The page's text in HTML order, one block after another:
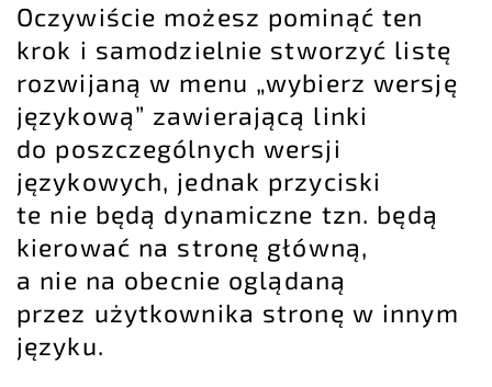
Oczywiście możesz pominąć ten
krok i samodzielnie stworzyć listę
rozwijaną w menu „wybierz wersję
językową” zawierającą linki
do poszczególnych wersji
językowych, jednak przyciski
te nie będą dynamiczne tzn. będą
kierować na stronę główną,
a nie na obecnie oglądaną
przez użytkownika stronę w innym
języku.